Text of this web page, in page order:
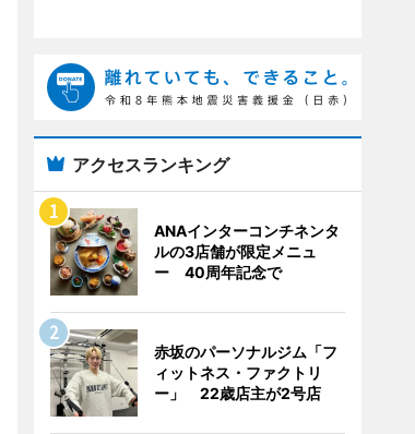
アクセスランキング
ANAインターコンチネンタ
ルの3店舗が限定メニュ
ー 40周年記念で
赤坂のパーソナルジム「フ
ィットネス・ファクトリ
ー」 22歳店主が2号店